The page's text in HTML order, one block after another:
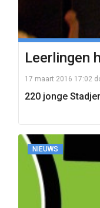
Leerlingen
17 maart 2016 17:02
220 jonge
NIEUWS